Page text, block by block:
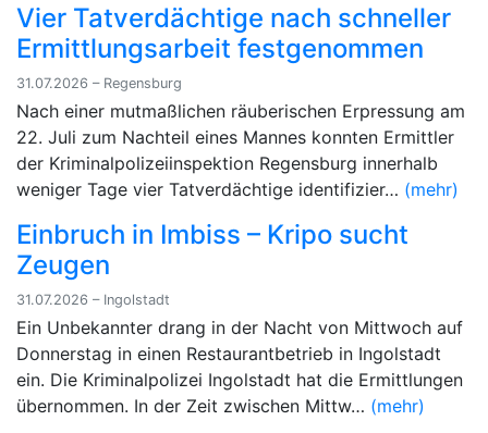
Vier Tatverdächtige nach schneller
Ermittlungsarbeit festgenommen
31.07.2026 – Regensburg
Nach einer mutmaßlichen räuberischen Erpressung am
22. Juli zum Nachteil eines Mannes konnten Ermittler
der Kriminalpolizeiinspektion Regensburg innerhalb
weniger Tage vier Tatverdächtige identifizier… (mehr)
Einbruch in Imbiss – Kripo sucht
Zeugen
31.07.2026 – Ingolstadt
Ein Unbekannter drang in der Nacht von Mittwoch auf
Donnerstag in einen Restaurantbetrieb in Ingolstadt
ein. Die Kriminalpolizei Ingolstadt hat die Ermittlungen
übernommen. In der Zeit zwischen Mittw… (mehr)